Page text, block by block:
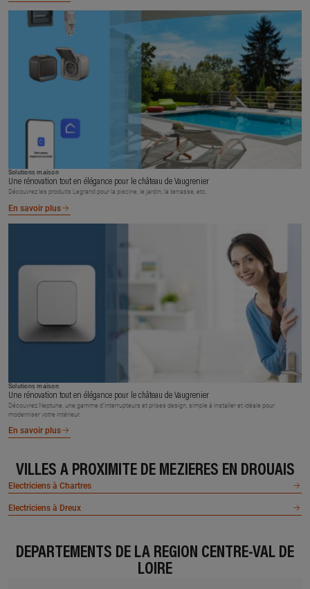
Solutions maison
Une rénovation tout en élégance pour le château de Vaugrenier
Découvrez les produits Legrand pour la piscine, le jardin, la terrasse, etc.
En savoir plus
Solutions maison
Une rénovation tout en élégance pour le château de Vaugrenier
Découvrez Neptune, une gamme d’interrupteurs et prises design, simple à installer et idéale pour
moderniser votre intérieur.
En savoir plus
VILLES À PROXIMITÉ DE MEZIERES EN DROUAIS
Electriciens à Chartres
Electriciens à Dreux
DÉPARTEMENTS DE LA RÉGION CENTRE-VAL DE
LOIRE